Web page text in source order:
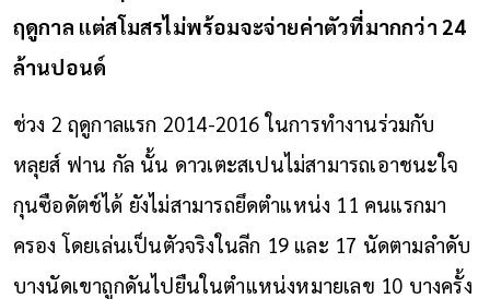
ฤดูกาล แต่สโมสรไม่พร้อมจะจ่ายค่าตัวที่มากกว่า 24
ล้านปอนด์
ช่วง 2 ฤดูกาลแรก 2014-2016 ในการทำงานร่วมกับ
หลุยส์ ฟาน กัล นั้น ดาวเตะสเปนไม่สามารถเอาชนะใจ
กุนซือดัตช์ได้ ยังไม่สามารถยึดตำแหน่ง 11 คนแรกมา
ครอง โดยเล่นเป็นตัวจริงในลีก 19 และ 17 นัดตามลำดับ
บางนัดเขาถูกดันไปยืนในตำแหน่งหมายเลข 10 บางครั้ง